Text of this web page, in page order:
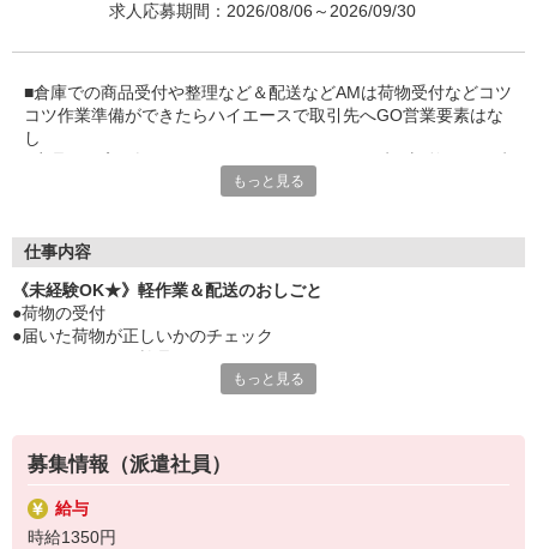
求人応募期間：2026/08/06～2026/09/30
■倉庫での商品受付や整理など＆配送などAMは荷物受付などコツ
コツ作業準備ができたらハイエースで取引先へGO営業要素はな
し
開始、17時までなど相談に応じます？？
もっと見る
仕事内容
《未経験OK★》軽作業＆配送のおしごと
●荷物の受付
●届いた荷物が正しいかのチェック
もっと見る
募集情報（派遣社員）
給与
時給1350円